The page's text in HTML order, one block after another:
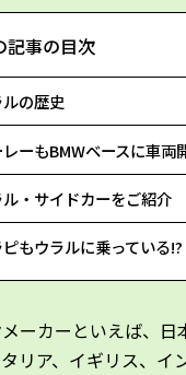
記事の目次
の歴史
ーもBMWベースに車両
・サイドカーをご紹介
もウラルに乗っている!?
ーカーといえば、
リア、イギリス、